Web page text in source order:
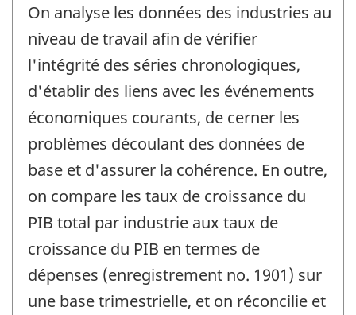
On analyse les données des industries au
niveau de travail afin de vérifier
l'intégrité des séries chronologiques,
d'établir des liens avec les événements
économiques courants, de cerner les
problèmes découlant des données de
base et d'assurer la cohérence. En outre,
on compare les taux de croissance du
PIB total par industrie aux taux de
croissance du PIB en termes de
dépenses (enregistrement no. 1901) sur
une base trimestrielle, et on réconcilie et